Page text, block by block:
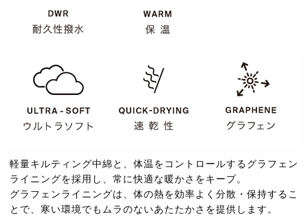
軽量キルティング中綿と、体温をコントロールするグラフェン
ライニングを採用し、常に快適な暖かさをキープ。
グラフェンライニングは、体の熱を効率よく分散・保持するこ
とで、寒い環境でもムラのないあたたかさを提供します。